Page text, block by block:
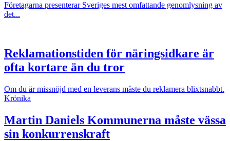
Företagarna presenterar Sveriges mest omfattande genomlysning av
det...
Reklamationstiden för näringsidkare är
ofta kortare än du tror
Om du är missnöjd med en leverans måste du reklamera blixtsnabbt.
Krönika
Martin Daniels Kommunerna måste vässa
sin konkurrenskraft